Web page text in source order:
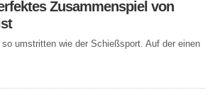
Zusammenspiel von
umstritten wie der Schießsport. Auf der einen